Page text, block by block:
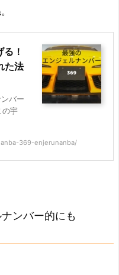
！
た法
バー
の宇
369-enjerunanba/
ンバー的にも